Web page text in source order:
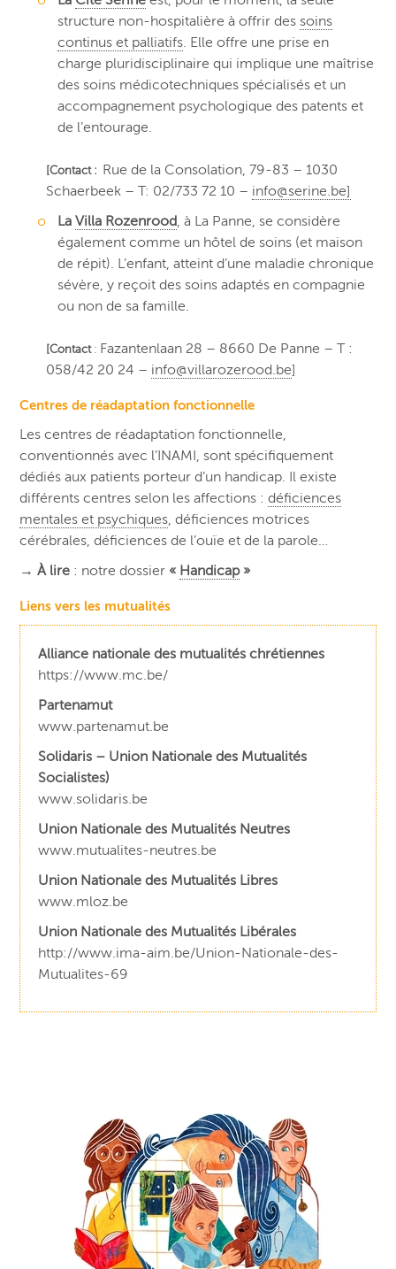
structure non-hospitalière à offrir des soins
continus et palliatifs. Elle offre une prise en
charge pluridisciplinaire qui implique une maîtrise
des soins médicotechniques spécialisés et un
accompagnement psychologique des patents et
de l’entourage.
[Contact : Rue de la Consolation, 79-83 – 1030
Schaerbeek – T: 02/733 72 10 – info@serine.be]
LaVilla Rozenrood, à La Panne, se considère
également comme un hôtel de soins (et maison
de répit). L’enfant, atteint d’une maladie chronique
sévère, y reçoit des soins adaptés en compagnie
ou non de sa famille.
[Contact: Fazantenlaan 28 – 8660 De Panne – T :
058/42 20 24 – info@villarozerood.be]
Centres de réadaptation fonctionnelle
Les centres de réadaptation fonctionnelle,
conventionnés avec l’INAMI, sont spécifiquement
dédiés aux patients porteur d’un handicap. Il existe
différents centres selon les affections :déficiences
mentales et psychiques, déficiences motrices
cérébrales, déficiences de l’ouïe et de la parole…
→À lire : notre dossier « Handicap»
Liens vers les mutualités
Alliance nationale des mutualités chrétiennes
https://www.mc.be/
Partenamut
www.partenamut.be
Solidaris – Union Nationale des Mutualités
Socialistes)
www.solidaris.be
Union Nationale des Mutualités Neutres
www.mutualites-neutres.be
Union Nationale des Mutualités Libres
www.mloz.be
Union Nationale des Mutualités Libérales
http://www.ima-aim.be/Union-Nationale-des-
Mutualites-69